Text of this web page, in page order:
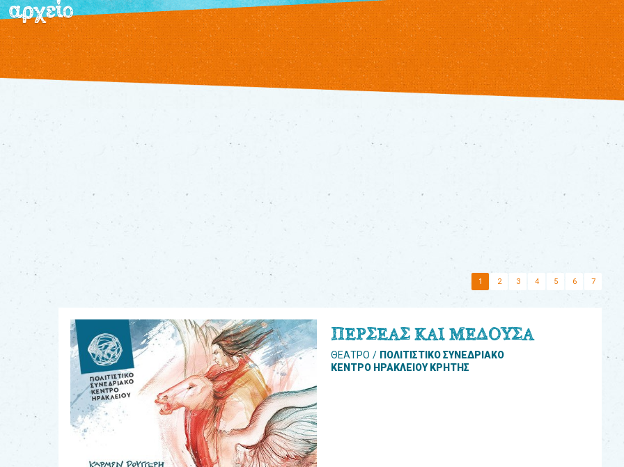
αρχείο
1 2 3 4 5 6 7
ΠΕΡΣΕΑΣ ΚΑΙ ΜΕΔΟΥΣΑ
ΘΕΑΤΡΟ
ΠΟΛΙΤΙΣΤΙΚΟ ΣΥΝΕΔΡΙΑΚΟ
ΚΕΝΤΡΟ ΗΡΑΚΛΕΙΟΥ ΚΡΗΤΗΣ